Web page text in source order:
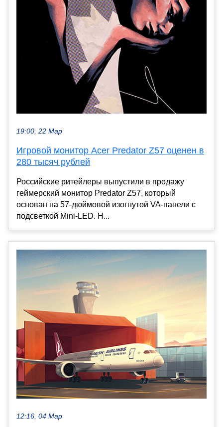
19:00, 22 Мар
Игровой монитор Acer Predator Z57 оценен в
280 тысяч рублей
Российские ритейлеры выпустили в продажу
геймерский монитор Predator Z57, который
основан на 57-дюймовой изогнутой VA-панели с
подсветкой Mini-LED. Н...
12:16, 04 Мар